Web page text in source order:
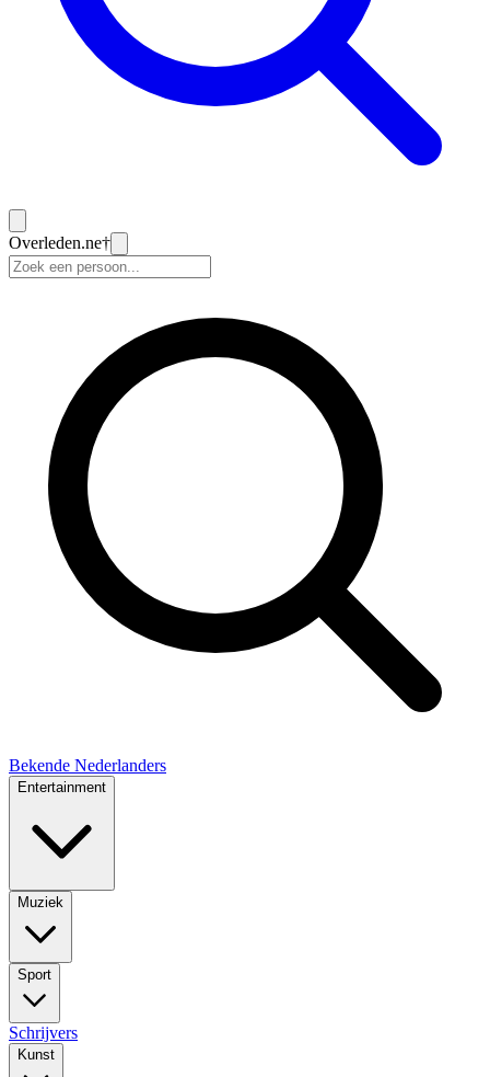
Overleden.ne†
Bekende Nederlanders
Entertainment
Muziek
Sport
Schrijvers
Kunst